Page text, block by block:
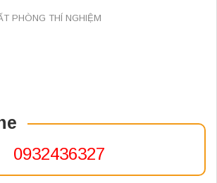
PHÒNG THÍ NGHIỆM
0932436327